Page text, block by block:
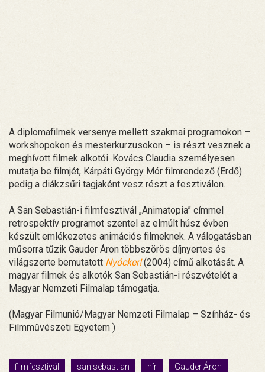
A diplomafilmek versenye mellett szakmai programokon –
workshopokon és mesterkurzusokon – is részt vesznek a
meghívott filmek alkotói. Kovács Claudia személyesen
mutatja be filmjét, Kárpáti György Mór filmrendező (Erdő)
pedig a diákzsűri tagjaként vesz részt a fesztiválon.
A San Sebastián-i filmfesztivál „Animatopia” címmel
retrospektív programot szentel az elmúlt húsz évben
készült emlékezetes animációs filmeknek. A válogatásban
műsorra tűzik Gauder Áron többszörös díjnyertes és
világszerte bemutatott Nyócker!(2004) című alkotását. A
magyar filmek és alkotók San Sebastián-i részvételét a
Magyar Nemzeti Filmalap támogatja.
(Magyar Filmunió/Magyar Nemzeti Filmalap – Színház- és
Filmművészeti Egyetem )
filmfesztivál san sebastian hír
Gauder Áron